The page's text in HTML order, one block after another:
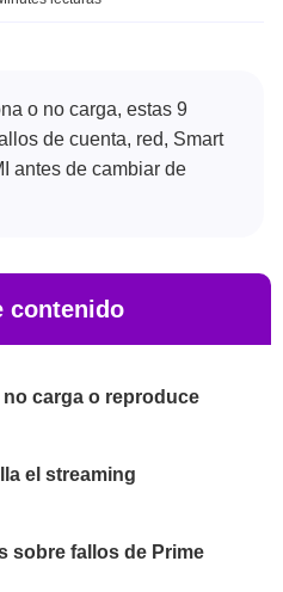
o no carga, estas 9
de cuenta, red, Smart
antes de cambiar de
contenido
no carga o reproduce
el streaming
sobre fallos de Prime